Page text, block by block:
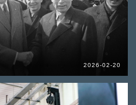
2026-02-20